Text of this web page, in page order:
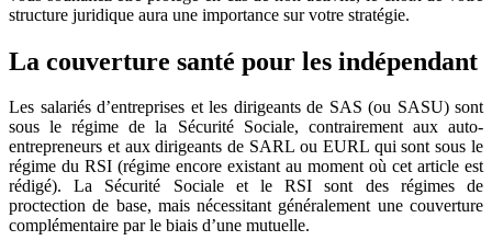
structure juridique aura une importance sur votre stratégie.
La couverture santé pour les indépendant
Les salariés d’entreprises et les dirigeants de SAS (ou SASU) sont
sous le régime de la Sécurité Sociale, contrairement aux auto-
entrepreneurs et aux dirigeants de SARL ou EURL qui sont sous le
régime du RSI (régime encore existant au moment où cet article est
rédigé). La Sécurité Sociale et le RSI sont des régimes de
proctection de base, mais nécessitant généralement une couverture
complémentaire par le biais d’une mutuelle.